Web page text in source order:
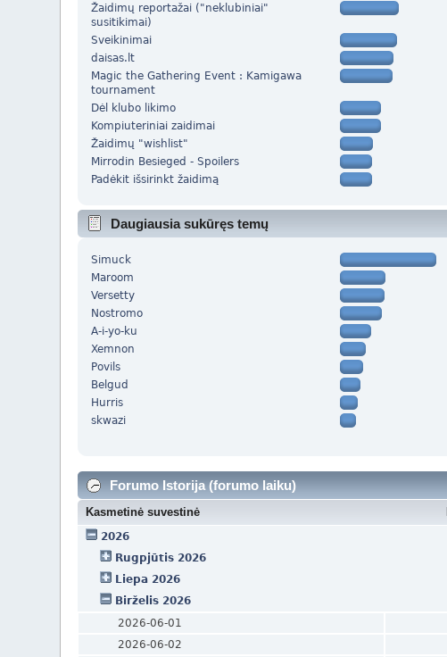
Žaidimų reportažai ("neklubiniai"
susitikimai)
Sveikinimai
daisas.lt
Magic the Gathering Event : Kamigawa
tournament
Dėl klubo likimo
Kompiuteriniai zaidimai
Žaidimų "wishlist"
Mirrodin Besieged - Spoilers
Padėkit išsirinkt žaidimą
Daugiausia sukūręs temų
Simuck
Maroom
Versetty
Nostromo
A-i-yo-ku
Xemnon
Povils
Belgud
Hurris
skwazi
Forumo Istorija (forumo laiku)
Kasmetinė suvestinė
2026
Rugpjūtis 2026
Liepa 2026
Birželis 2026
2026-06-01
2026-06-02